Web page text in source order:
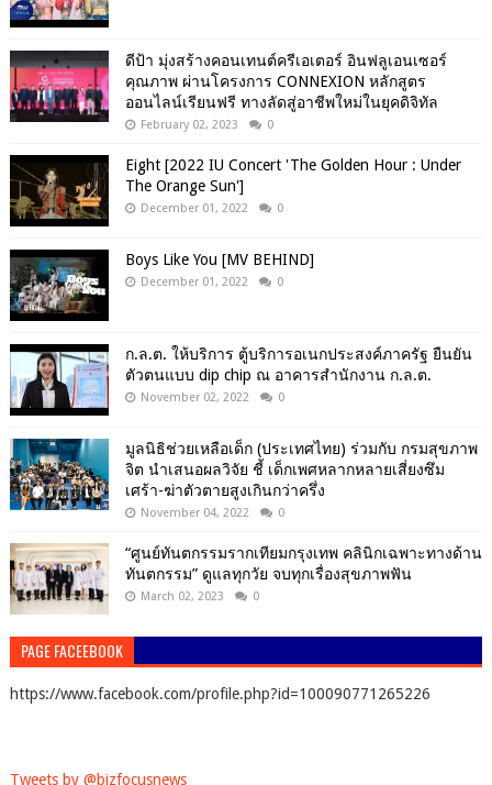
ดีป้า มุ่งสร้างคอนเทนต์ครีเอเตอร์ อินฟลูเอนเซอร์
คุณภาพ ผ่านโครงการ CONNEXION หลักสูตร
ออนไลน์เรียนฟรี ทางลัดสู่อาชีพใหม่ในยุคดิจิทัล
February 02, 2023 0
Eight [2022 IU Concert 'The Golden Hour : Under
The Orange Sun']
December 01, 2022 0
Boys Like You [MV BEHIND]
December 01, 2022 0
ก.ล.ต. ให้บริการ ตู้บริการอเนกประสงค์ภาครัฐ ยืนยัน
ตัวตนแบบ dip chip ณ อาคารสำนักงาน ก.ล.ต.
November 02, 2022 0
มูลนิธิช่วยเหลือเด็ก (ประเทศไทย) ร่วมกับ กรมสุขภาพ
จิต นำเสนอผลวิจัย ชี้ เด็กเพศหลากหลายเสี่ยงซึม
เศร้า-ฆ่าตัวตายสูงเกินกว่าครึ่ง
November 04, 2022 0
“ศูนย์ทันตกรรมรากเทียมกรุงเทพ คลินิกเฉพาะทางด้าน
ทันตกรรม” ดูแลทุกวัย จบทุกเรื่องสุขภาพฟัน
March 02, 2023 0
PAGE FACEEBOOK
https://www.facebook.com/profile.php?id=100090771265226
Tweets by @bizfocusnews